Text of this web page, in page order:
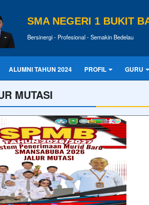
SMA NEGERI 1 BUKIT
Bersinergi - Profesional - Semakin Bedelau
ALUMNI TAHUN 2024 PROFIL GURU
MUTASI